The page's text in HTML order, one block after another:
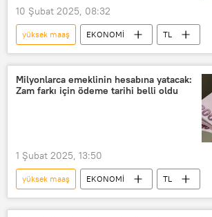
Konut satışı
konut fiyatları
Konut kredisi
10 Şubat 2025, 08:32
yüksek maaş EKONOMİ
TL
Maaş
Net maaş
meslek
Beyaz yakalı
Emlak
Emlak Konut
Emlak fiyatları
Milyonlarca emeklinin hesabına yatacak:
Zam farkı için ödeme tarihi belli oldu
1 Şubat 2025, 13:50
yüksek maaş EKONOMİ
TL
Emekli
Emekli